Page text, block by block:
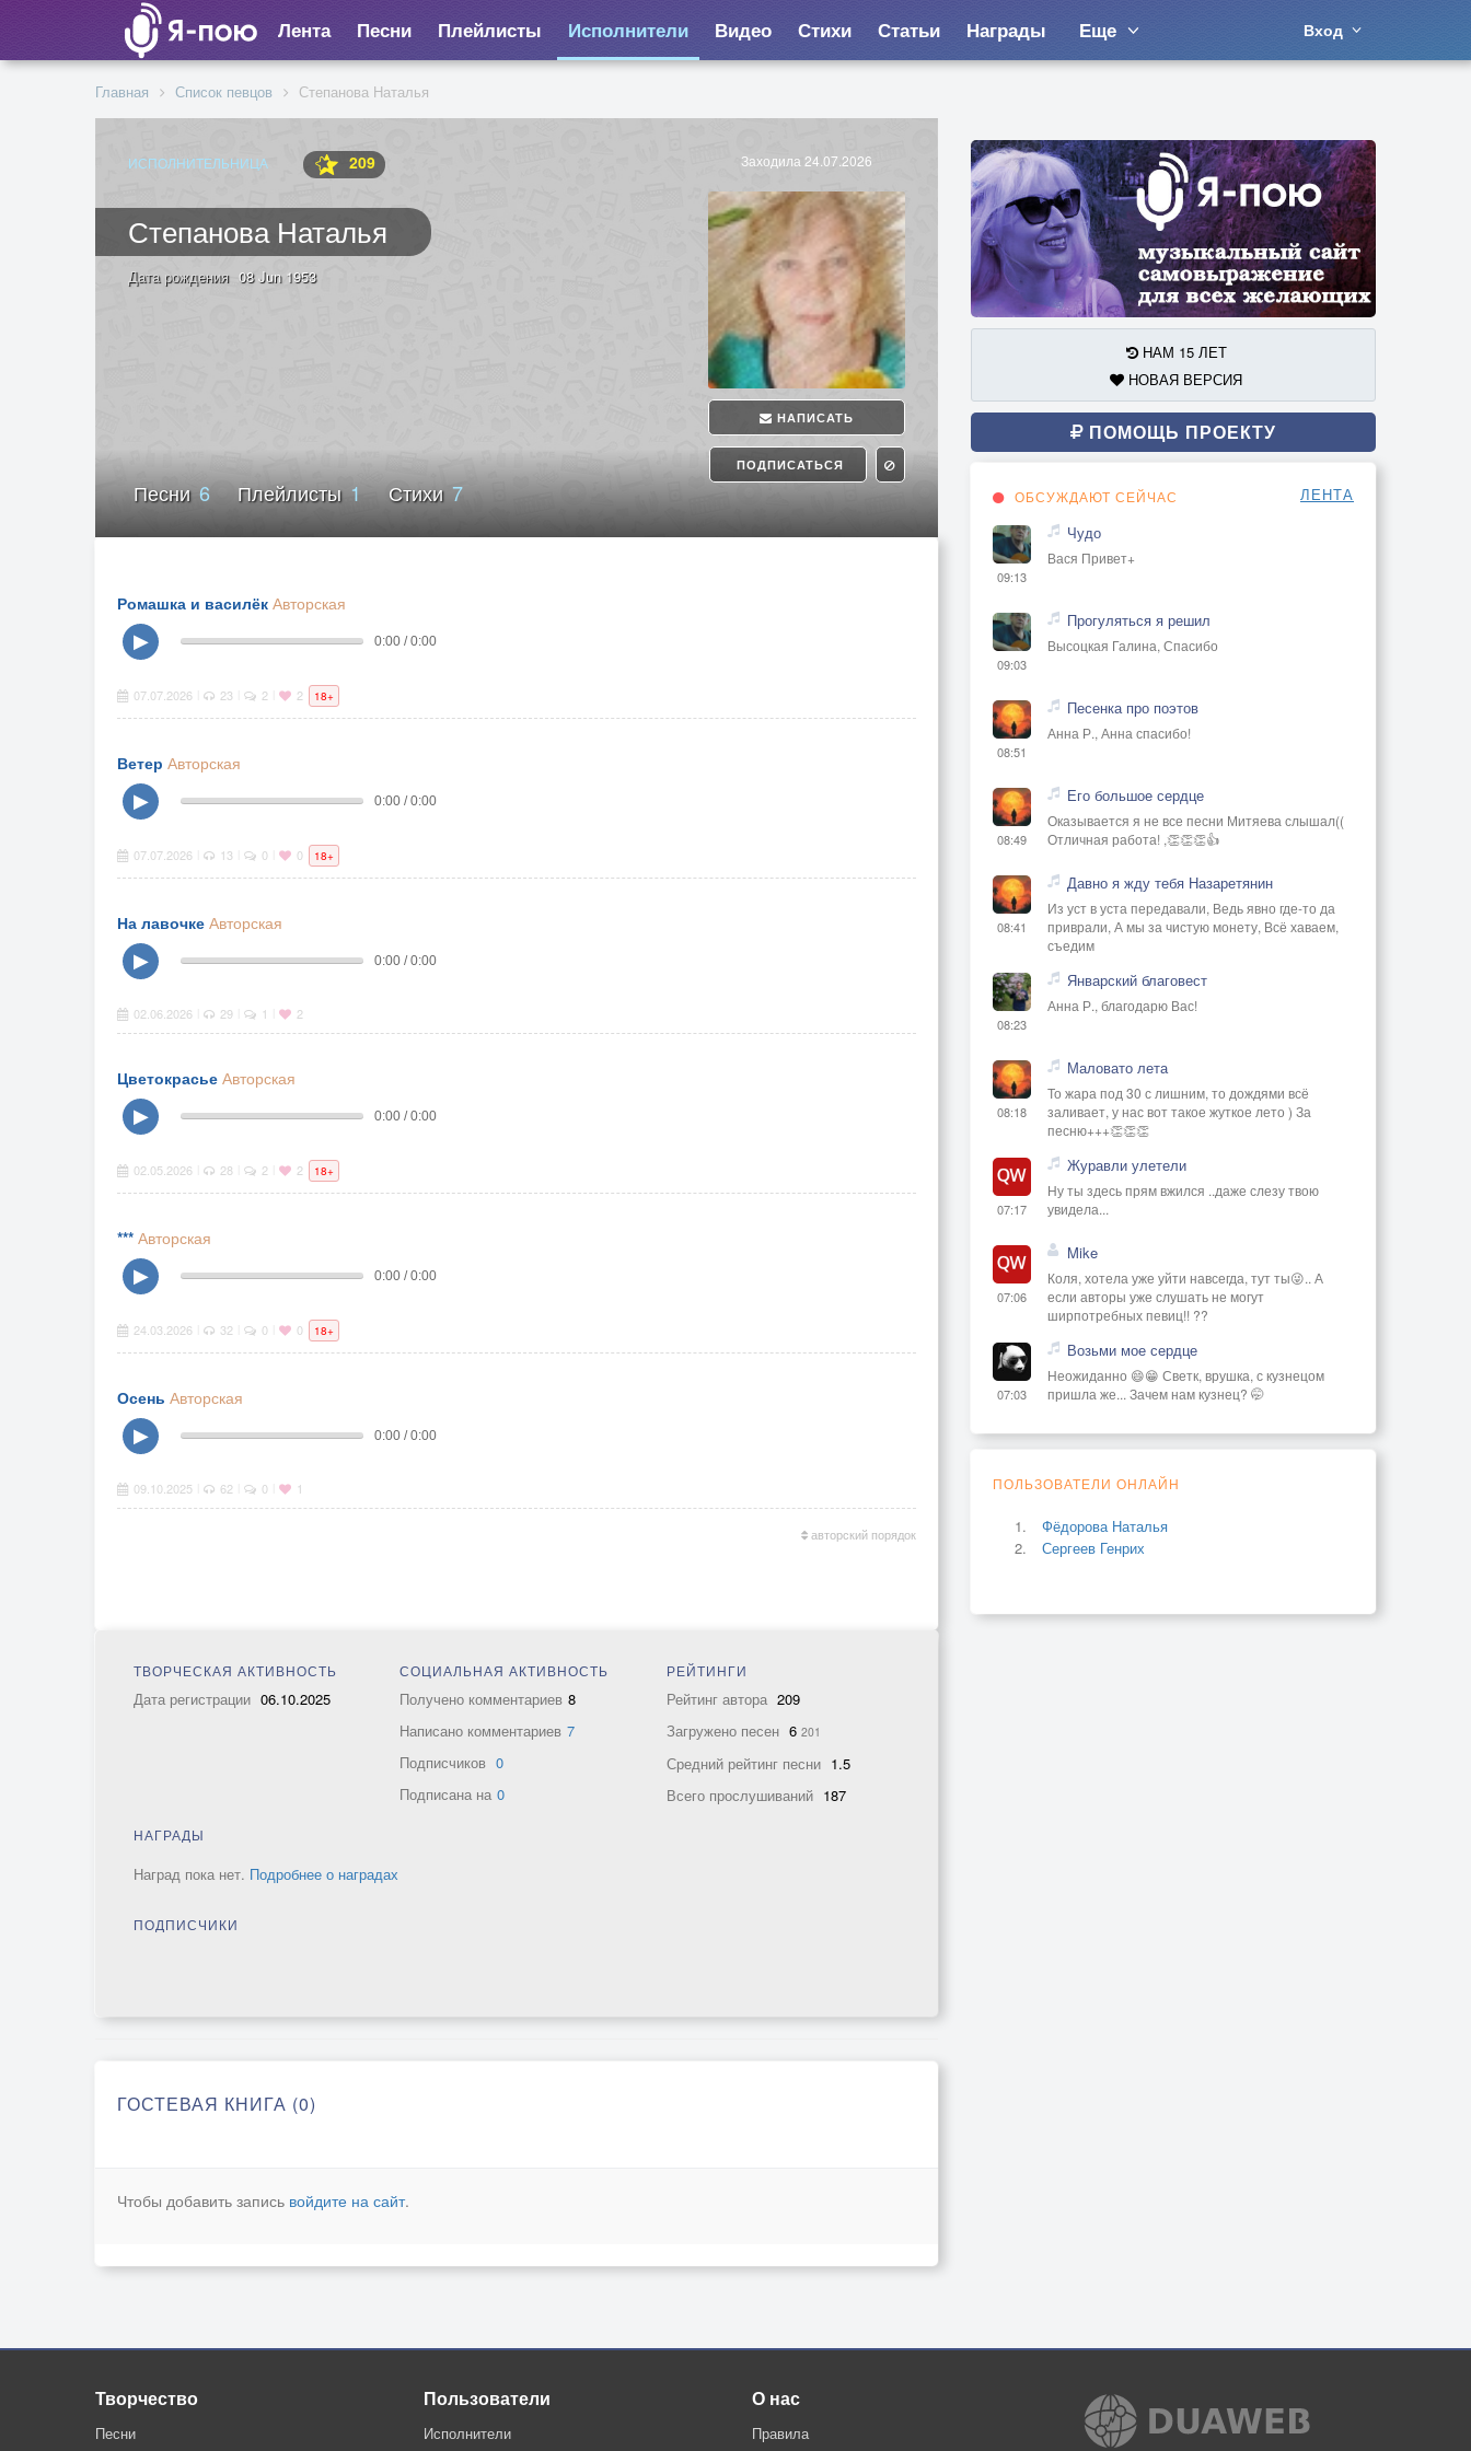
Лента Песни Плейлисты Исполнители Видео Стихи Статьи Награды Еще Вход
Главная Список певцов Степанова Наталья
ИСПОЛНИТЕЛЬНИЦА 209
Степанова Наталья
Заходила 24.07.2026
НАПИСАТЬ
ПОДПИСАТЬСЯ
Дата рождения 08 Jun 1953
Песни6 Плейлисты1 Стихи7
Ромашка и василёк Авторская
▶
0:00 / 0:00
07.07.2026 23 2 2 18+
Ветер Авторская
▶
0:00 / 0:00
07.07.2026 13 0 0 18+
На лавочке Авторская
▶
0:00 / 0:00
02.06.2026 29 1 2
Цветокрасье Авторская
▶
0:00 / 0:00
02.05.2026 28 2 2 18+
*** Авторская
▶
0:00 / 0:00
24.03.2026 32 0 0 18+
Осень Авторская
▶
0:00 / 0:00
09.10.2025 62 0 1
авторский порядок
ТВОРЧЕСКАЯ АКТИВНОСТЬ
Дата регистрации 06.10.2025
СОЦИАЛЬНАЯ АКТИВНОСТЬ
Получено комментариев 8
Написано комментариев 7
Подписчиков 0
Подписана на 0
РЕЙТИНГИ
Рейтинг автора 209
Загружено песен 6 201
Средний рейтинг песни 1.5
Всего прослушиваний 187
НАГРАДЫ
Наград пока нет. Подробнее о наградах
ПОДПИСЧИКИ
ГОСТЕВАЯ КНИГА (0)
Чтобы добавить запись войдите на сайт.
НАМ 15 ЛЕТ
НОВАЯ ВЕРСИЯ
ПОМОЩЬ ПРОЕКТУ
ОБСУЖДАЮТ СЕЙЧАС ЛЕНТА
09:13
Чудо
Вася Привет+
09:03
Прогуляться я решил
Высоцкая Галина, Спасибо
08:51
Песенка про поэтов
Анна Р., Анна спасибо!
08:49
Его большое сердце
Оказывается я не все песни Митяева слышал((
Отличная работа! ,👏👏👏👍
08:41
Давно я жду тебя Назаретянин
Из уст в уста передавали, Ведь явно где-то да
приврали, А мы за чистую монету, Всё хаваем,
съедим
08:23
Январский благовест
Анна Р., благодарю Вас!
08:18
Маловато лета
То жара под 30 с лишним, то дождями всё
заливает, у нас вот такое жуткое лето ) За
песню+++👏👏👏
07:17
Журавли улетели
Ну ты здесь прям вжился ..даже слезу твою
увидела...
07:06
Mike
Коля, хотела уже уйти навсегда, тут ты😜.. А
если авторы уже слушать не могут
ширпотребных певиц!! ??
07:03
Возьми мое сердце
Неожиданно 😄😁 Светк, врушка, с кузнецом
пришла же... Зачем нам кузнец? 🤭
ПОЛЬЗОВАТЕЛИ ОНЛАЙН
Фёдорова Наталья
Сергеев Генрих
Творчество
Песни
Пользователи
Исполнители
О нас
Правила